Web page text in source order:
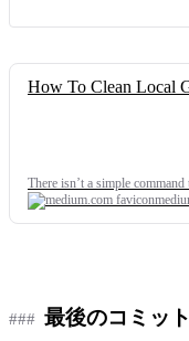
How To Clean Local
There isn’t a simple
最後のコミッ